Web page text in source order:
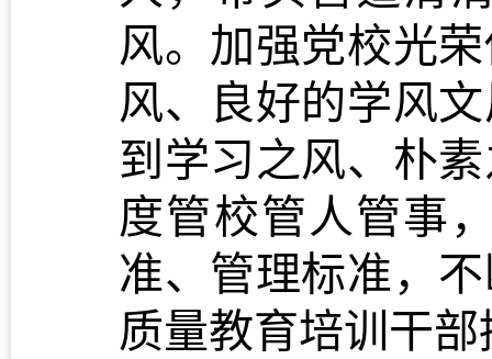
风。加强党校光
风、良好的学风
到学习之风、朴
度管校管人管事
准、管理标准，
质量教育培训干